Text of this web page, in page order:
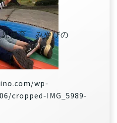
コ
ン
テ
ン
ツ
へ
キ
ッ
児保育 みやびの
wp-
cropped-IMG_5989-